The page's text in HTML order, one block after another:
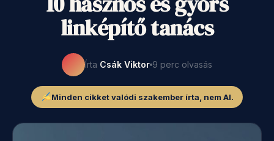
linképítő tanács
Írta Csák Viktor 9 perc olvasás
Minden cikket valódi szakember írta, nem AI.